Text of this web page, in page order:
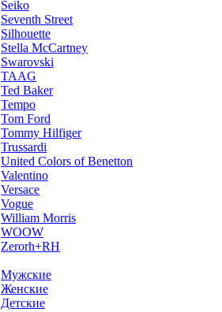
Seiko
Seventh Street
Silhouette
Stella McCartney
Swarovski
TAAG
Ted Baker
Tempo
Tom Ford
Tommy Hilfiger
Trussardi
United Colors of Benetton
Valentino
Versace
Vogue
William Morris
WOOW
Zerorh+RH
Мужские
Женские
Детские